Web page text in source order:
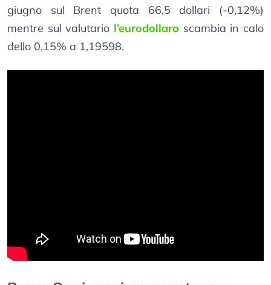
giugno sul Brent quota 66,5 dollari (-0,12%)
mentre sul valutario l’eurodollaro scambia in calo
dello 0,15% a 1,19598.